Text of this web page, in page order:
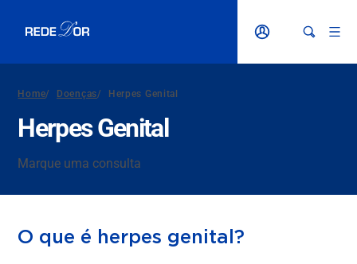
Home/ Doenças/ Herpes Genital
Herpes Genital
Marque uma consulta
O que é herpes genital?